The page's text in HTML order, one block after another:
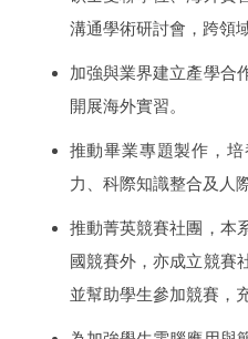
溝通學術研討會，跨領
加強與業界建立產學合
開展海外實習。
推動畢業專題製作，
力、科際知識整合及人
推動菁英競賽社團，本
國競賽外，亦成立競賽
並幫助學生參加競賽，